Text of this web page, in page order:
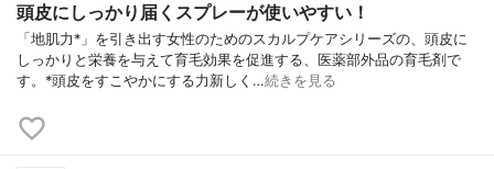
頭皮にしっかり届くスプレーが使いやすい！
「地肌力*」を引き出す女性のためのスカルプケアシリーズの、頭皮に
しっかりと栄養を与えて育毛効果を促進する、医薬部外品の育毛剤で
す。*頭皮をすこやかにする力新しく…続きを見る